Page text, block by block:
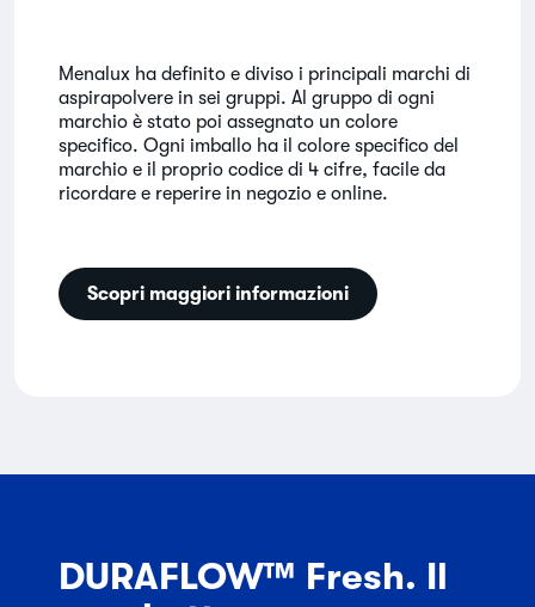
Menalux ha definito e diviso i principali marchi di
aspirapolvere in sei gruppi. Al gruppo di ogni
marchio è stato poi assegnato un colore
specifico. Ogni imballo ha il colore specifico del
marchio e il proprio codice di 4 cifre, facile da
ricordare e reperire in negozio e online.
Scopri maggiori informazioni
DURAFLOW™ Fresh. Il